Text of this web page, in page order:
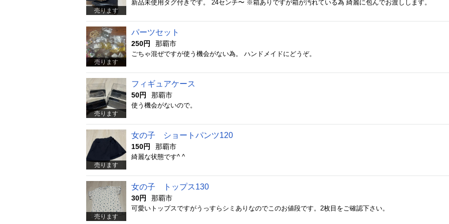
売ります
新品未使用タグ付きです。 24センチ〜 ※箱ありですが箱が汚れている為 綺麗に包んでお渡しします。
売ります
パーツセット
250円 那覇市
ごちゃ混ぜですが使う機会がない為。 ハンドメイドにどうぞ。
売ります
フィギュアケース
50円 那覇市
使う機会がないので。
売ります
女の子 ショートパンツ120
150円 那覇市
綺麗な状態です^ ^
売ります
女の子 トップス130
30円 那覇市
可愛いトップスですがうっすらシミありなのでこのお値段です。2枚目をご確認下さい。